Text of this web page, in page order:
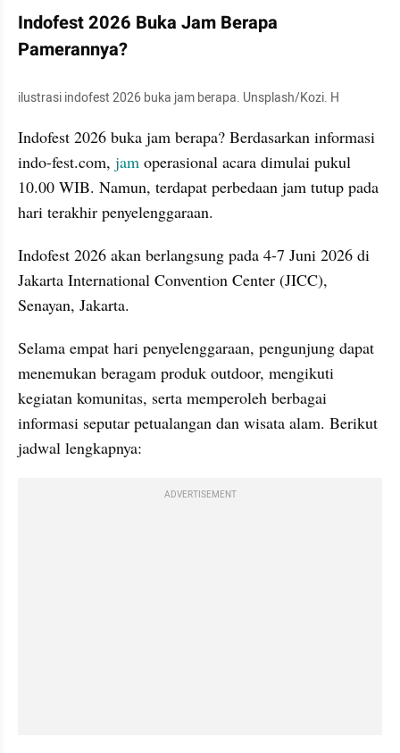
Indofest 2026 Buka Jam Berapa
Pamerannya?
ilustrasi indofest 2026 buka jam berapa. Unsplash/Kozi. H
Indofest 2026 buka jam berapa? Berdasarkan informasi
indo-fest.com, jam operasional acara dimulai pukul
10.00 WIB. Namun, terdapat perbedaan jam tutup pada
hari terakhir penyelenggaraan.
Indofest 2026 akan berlangsung pada 4-7 Juni 2026 di
Jakarta International Convention Center (JICC),
Senayan, Jakarta.
Selama empat hari penyelenggaraan, pengunjung dapat
menemukan beragam produk outdoor, mengikuti
kegiatan komunitas, serta memperoleh berbagai
informasi seputar petualangan dan wisata alam. Berikut
jadwal lengkapnya:
ADVERTISEMENT